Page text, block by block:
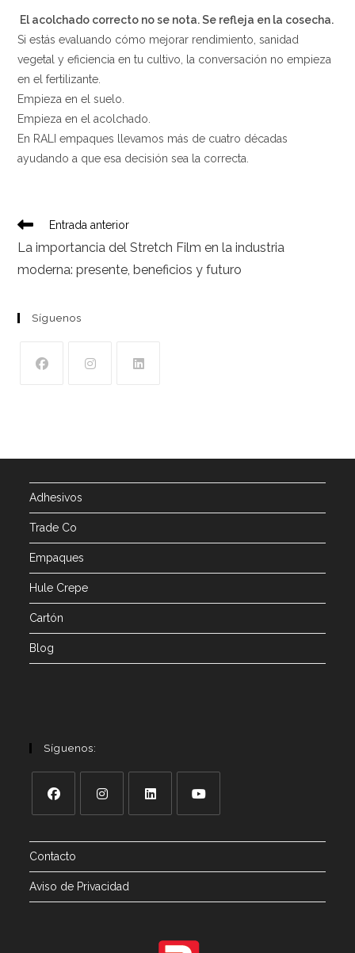
El acolchado correcto no se nota. Se refleja en la cosecha.
Si estás evaluando cómo mejorar rendimiento, sanidad
vegetal y eficiencia en tu cultivo, la conversación no empieza
en el fertilizante.
Empieza en el suelo.
Empieza en el acolchado.
En RALI empaques llevamos más de cuatro décadas
ayudando a que esa decisión sea la correcta.
Leer
artículos
Entrada anterior
La importancia del Stretch Film en la industria
moderna: presente, beneficios y futuro
Síguenos
pestaña
pestaña
Adhesivos
Trade Co
Empaques
Hule Crepe
Cartón
Blog
Síguenos:
Contacto
Aviso de Privacidad